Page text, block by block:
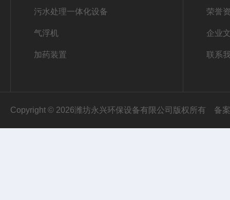
污水处理一体化设备
气浮机
加药装置
荣誉
企业
联系
Copyright © 2026潍坊永兴环保设备有限公司版权所有 备